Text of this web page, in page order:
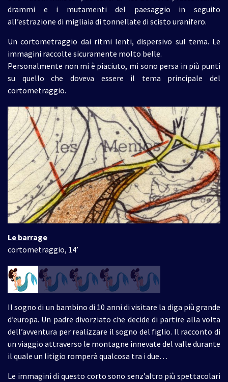
drammi e i mutamenti del paesaggio in seguito
all’estrazione di migliaia di tonnellate di scisto uranifero.
Un cortometraggio dai ritmi lenti, dispersivo sul tema. Le
immagini raccolte sicuramente molto belle.
Personalmente non mi è piaciuto, mi sono persa in più punti
su quello che doveva essere il tema principale del
cortometraggio.
Le barrage
cortometraggio, 14’
Il sogno di un bambino di 10 anni di visitare la diga più grande
d’europa. Un padre divorziato che decide di partire alla volta
dell’avventura per realizzare il sogno del figlio. Il racconto di
un viaggio attraverso le montagne innevate del valle durante
il quale un litigio romperà qualcosa tra i due…
Le immagini di questo corto sono senz’altro più spettacolari